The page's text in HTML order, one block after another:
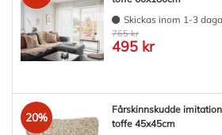
Skickas inom 1-3
765 kr
495 kr
20%
Fårskinnskudde
toffe 45x45cm